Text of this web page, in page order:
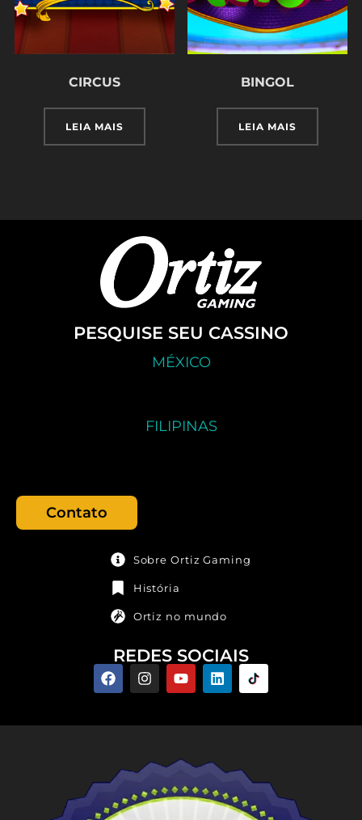
CIRCUS
LEIA MAIS
BINGOL
LEIA MAIS
PESQUISE SEU CASSINO
MÉXICO
FILIPINAS
Contato
Sobre Ortiz Gaming
História
Ortiz no mundo
REDES SOCIAIS